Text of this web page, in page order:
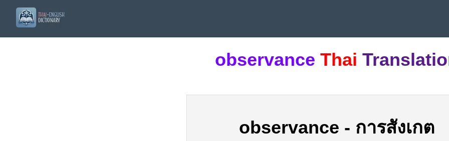
observance Thai
observance - การสังเกต